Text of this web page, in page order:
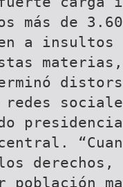
más de
a insultos
población